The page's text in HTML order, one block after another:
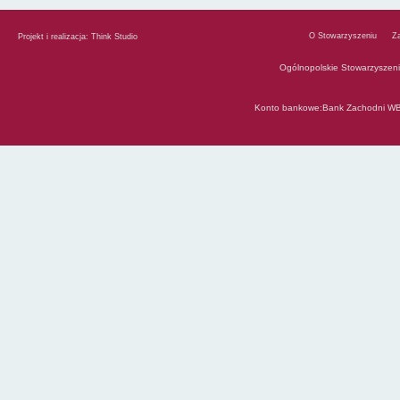
Projekt i realizacja: Think Studio O Stowarzyszeniu
Ogólnopolskie
Konto bankowe:Bank Zachodni